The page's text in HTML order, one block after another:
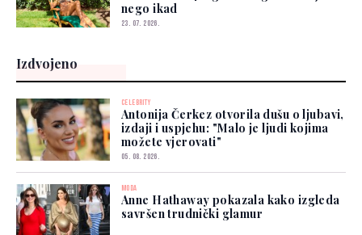
nego ikad
23. 07. 2026.
Izdvojeno
CELEBRITY
Antonija Čerkez otvorila dušu o ljubavi,
izdaji i uspjehu: "Malo je ljudi kojima
možete vjerovati"
05. 08. 2026.
MODA
Anne Hathaway pokazala kako izgleda
savršen trudnički glamur